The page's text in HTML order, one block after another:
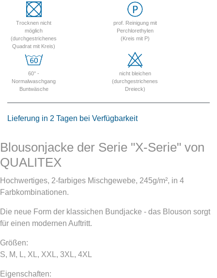
Trocknen nicht
möglich
(durchgestrichenes
Quadrat mit Kreis)
prof. Reinigung mit
Perchlorethylen
(Kreis mit P)
60° -
Normalwaschgang
Buntwäsche
nicht bleichen
(durchgestrichenes
Dreieck)
Lieferung in 2 Tagen bei Verfügbarkeit
Blousonjacke der Serie "X-Serie" von
QUALITEX
Hochwertiges, 2-farbiges Mischgewebe, 245g/m², in 4
Farbkombinationen.
Die neue Form der klassichen Bundjacke - das Blouson sorgt
für einen modernen Auftritt.
Größen:
S, M, L, XL, XXL, 3XL, 4XL
Eigenschaften: